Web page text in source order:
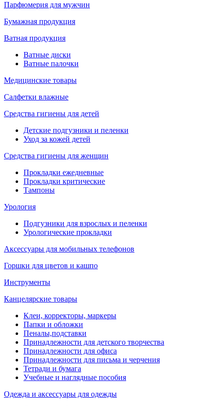
Парфюмерия для мужчин
Бумажная продукция
Ватная продукция
Ватные диски
Ватные палочки
Медицинские товары
Салфетки влажные
Средства гигиены для детей
Детские подгузники и пеленки
Уход за кожей детей
Средства гигиены для женщин
Прокладки ежедневные
Прокладки критические
Тампоны
Урология
Подгузники для взрослых и пеленки
Урологические прокладки
Аксессуары для мобильных телефонов
Горшки для цветов и кашпо
Инструменты
Канцелярские товары
Клеи, корректоры, маркеры
Папки и обложки
Пеналы,подставки
Принадлежности для детского творчества
Принадлежности для офиса
Принадлежности для письма и черчения
Тетради и бумага
Учебные и наглядные пособия
Одежда и аксессуары для одежды